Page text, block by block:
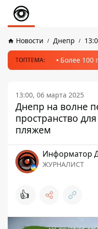
Новости Днепр
ТОПТЕМА: Более 100
13:00, 06 марта 2025
Днепр на волне
пространство
пляжем
Информатор
ЖУРНАЛИСТ
👍